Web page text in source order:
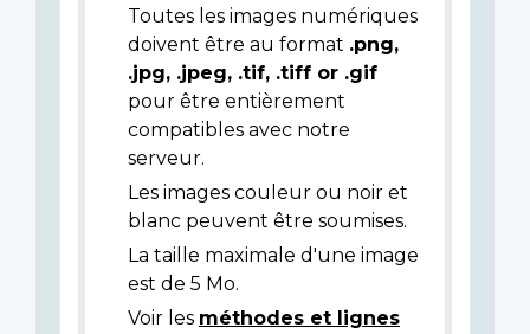
Toutes les images numériques
doivent être au format .png,
.jpg, .jpeg, .tif, .tiff or .gif
pour être entièrement
compatibles avec notre
serveur.
Les images couleur ou noir et
blanc peuvent être soumises.
La taille maximale d'une image
est de 5 Mo.
Voir les méthodes et lignes